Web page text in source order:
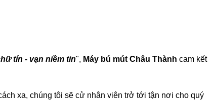
tín - vạn niềm tin", Máy bú mút Châu Thành cam kết
xa, chúng tôi sẽ cử nhân viên trở tới tận nơi cho quý